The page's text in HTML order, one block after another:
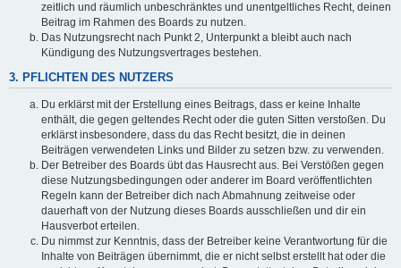
zeitlich und räumlich unbeschränktes und unentgeltliches Recht, deinen
Beitrag im Rahmen des Boards zu nutzen.
Das Nutzungsrecht nach Punkt 2, Unterpunkt a bleibt auch nach
Kündigung des Nutzungsvertrages bestehen.
3. PFLICHTEN DES NUTZERS
Du erklärst mit der Erstellung eines Beitrags, dass er keine Inhalte
enthält, die gegen geltendes Recht oder die guten Sitten verstoßen. Du
erklärst insbesondere, dass du das Recht besitzt, die in deinen
Beiträgen verwendeten Links und Bilder zu setzen bzw. zu verwenden.
Der Betreiber des Boards übt das Hausrecht aus. Bei Verstößen gegen
diese Nutzungsbedingungen oder anderer im Board veröffentlichten
Regeln kann der Betreiber dich nach Abmahnung zeitweise oder
dauerhaft von der Nutzung dieses Boards ausschließen und dir ein
Hausverbot erteilen.
Du nimmst zur Kenntnis, dass der Betreiber keine Verantwortung für die
Inhalte von Beiträgen übernimmt, die er nicht selbst erstellt hat oder die